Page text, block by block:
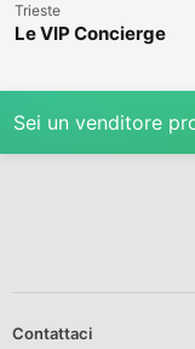
Trieste
Le VIP Concierge
Sei un venditore
Contattaci